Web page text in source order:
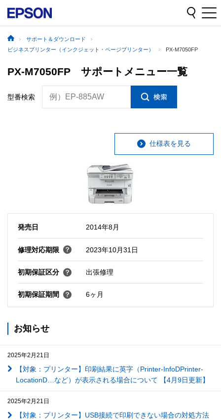
サポート＆ダウンロード
ビジネスプリンター（インクジェット・ページプリンター）
PX-M7050FP
PX-M7050FP サポートメニュー一覧
型番検索 例）EP-885AW
仕様表を見る
発売日 2014年8月
修理対応期限 2023年10月31日
初期保証区分 出張修理
初期保証期間 6ヶ月
お知らせ
2025年2月21日
【対象：プリンター】印刷結果に英字（Printer-InfoDPrinter-
LocationD…など）が表示される場合について 【4月9日更新】
2025年2月21日
【対象：プリンター】USB接続で印刷できない場合の対処方法